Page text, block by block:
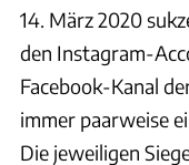
14. März 2020
den Instagram-
Facebook-Kanal
immer paarweise
Die jeweiligen